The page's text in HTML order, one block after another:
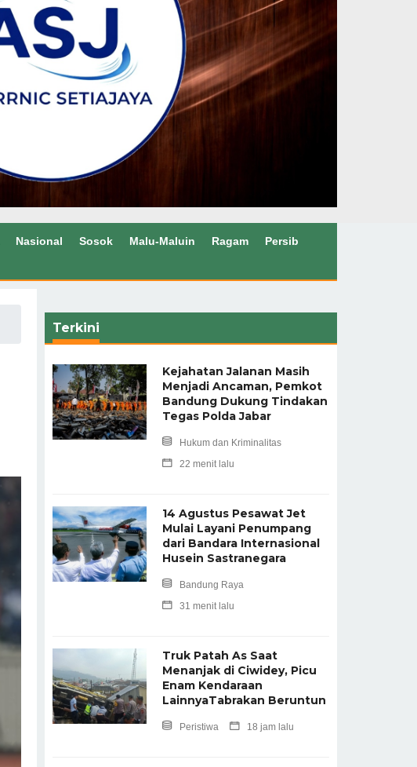
Nasional Sosok Malu-Maluin Ragam
Persib
Terkini
Kejahatan Jalanan Masih
Menjadi Ancaman, Pemkot
Bandung Dukung Tindakan
Tegas Polda Jabar
Hukum dan Kriminalitas
22 menit lalu
14 Agustus Pesawat Jet
Mulai Layani Penumpang
dari Bandara Internasional
Husein Sastranegara
Bandung Raya
31 menit lalu
Truk Patah As Saat
Menanjak di Ciwidey, Picu
Enam Kendaraan
LainnyaTabrakan Beruntun
Peristiwa 18 jam lalu